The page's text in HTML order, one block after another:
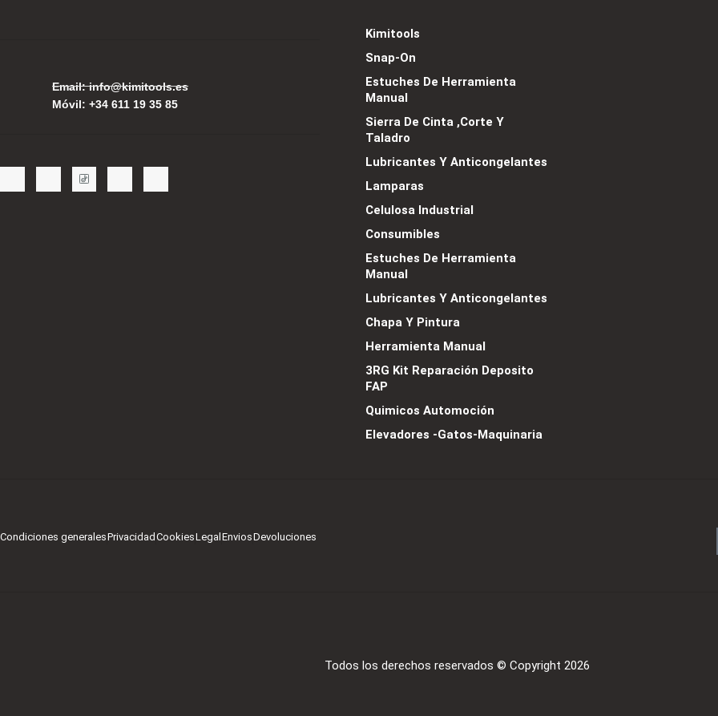
Email: info@kimitools.es
Móvil: +34 611 19 35 85
Kimitools
Snap-On
Estuches De Herramienta
Manual
Sierra De Cinta ,Corte Y
Taladro
Lubricantes Y Anticongelantes
Lamparas
Celulosa Industrial
Consumibles
Estuches De Herramienta
Manual
Lubricantes Y Anticongelantes
Chapa Y Pintura
Herramienta Manual
3RG Kit Reparación Deposito
FAP
Quimicos Automoción
Elevadores -Gatos-Maquinaria
Condiciones generalesPrivacidad CookiesLegal EnviosDevoluciones
Todos los derechos reservados © Copyright 2026